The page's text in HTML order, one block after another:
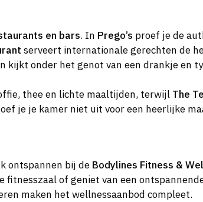
en bars. In Prego’s proef je de
serveert internationale gerechten de
kijkt onder het genot van een drankje en
thee en lichte maaltijden, terwijl The
je je kamer niet uit voor een heerlijke
ontspannen bij de Bodylines Fitness &
of geniet van een
maken het wellnessaanbod compleet.